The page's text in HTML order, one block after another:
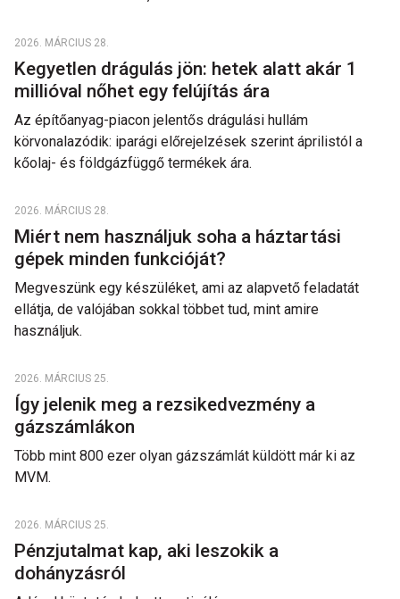
2026. MÁRCIUS 28.
Kegyetlen drágulás jön: hetek alatt akár 1
millióval nőhet egy felújítás ára
Az építőanyag-piacon jelentős drágulási hullám
körvonalazódik: iparági előrejelzések szerint áprilistól a
kőolaj- és földgázfüggő termékek ára.
2026. MÁRCIUS 28.
Miért nem használjuk soha a háztartási
gépek minden funkcióját?
Megveszünk egy készüléket, ami az alapvető feladatát
ellátja, de valójában sokkal többet tud, mint amire
használjuk.
2026. MÁRCIUS 25.
Így jelenik meg a rezsikedvezmény a
gázszámlákon
Több mint 800 ezer olyan gázszámlát küldött már ki az
MVM.
2026. MÁRCIUS 25.
Pénzjutalmat kap, aki leszokik a
dohányzásról